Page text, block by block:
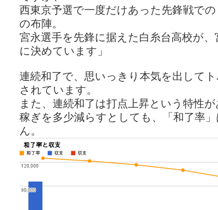
西東京予選で一度だけあった先鋒戦で
の布陣。
宮永選手を先鋒に据えた白糸台高校が
に決めています」
連続和了で、思いっきり本気を出して
されています。
また、連続和了は打点上昇という特性
稼ぎを多少減らすとしても、「和了率
ん。